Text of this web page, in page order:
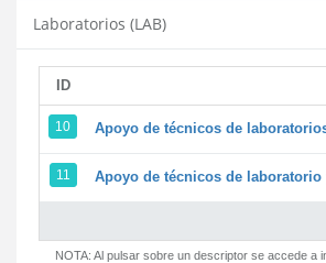
Laboratorios (LAB)
ID
10 Apoyo de técnicos de
11 Apoyo de técnicos de
NOTA: Al pulsar sobre un descriptor se accede a